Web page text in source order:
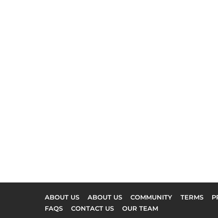
ABOUT US ABOUT US COMMUNITY TERMS
FAQS
CONTACT US OUR TEAM